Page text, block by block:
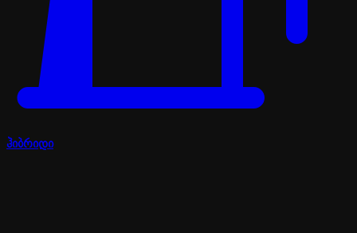
ჰიბრიდი